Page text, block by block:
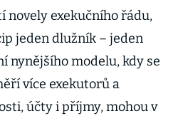
novely exekučního řádu,
jeden dlužník – jeden
nynějšího modelu, kdy se
více exekutorů a
účty i příjmy, mohou v